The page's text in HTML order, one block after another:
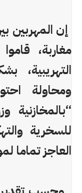
إن المهربين
مغاربة،
التهريبية،
ومحاولة
للسخرية
العاجز تماما